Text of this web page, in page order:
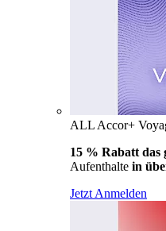
ALL Accor+
15 % Rabatt das
Aufenthalte in
Jetzt Anmelden